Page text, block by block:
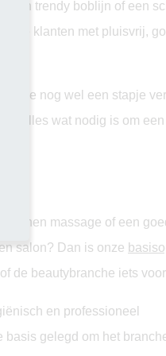
een trendy boblijn of een
je klanten met pluisvrij,
wil je nog wel een stapje
alles wat nodig is om
massage of een
salon? Dan is onze
de beautybranche iets
en professioneel
gelegd om het